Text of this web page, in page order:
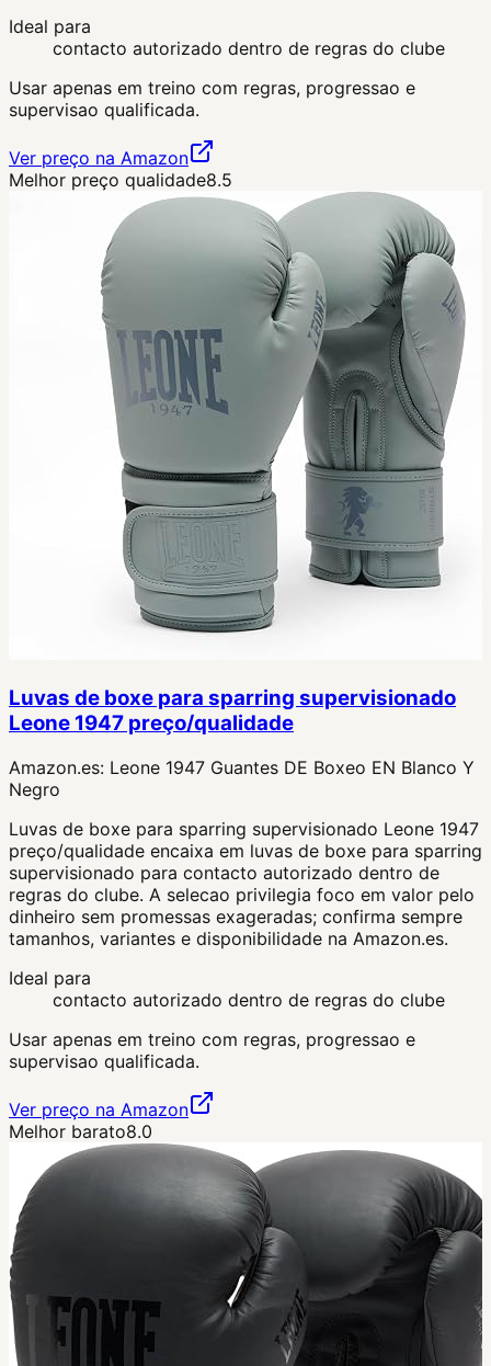
Ideal para
contacto autorizado dentro de regras do clube
Usar apenas em treino com regras, progressao e
supervisao qualificada.
Ver preço na Amazon
Melhor preço qualidade8.5
Luvas de boxe para sparring supervisionado
Leone 1947 preço/qualidade
Amazon.es: Leone 1947 Guantes DE Boxeo EN Blanco Y
Negro
Luvas de boxe para sparring supervisionado Leone 1947
preço/qualidade encaixa em luvas de boxe para sparring
supervisionado para contacto autorizado dentro de
regras do clube. A selecao privilegia foco em valor pelo
dinheiro sem promessas exageradas; confirma sempre
tamanhos, variantes e disponibilidade na Amazon.es.
Ideal para
contacto autorizado dentro de regras do clube
Usar apenas em treino com regras, progressao e
supervisao qualificada.
Ver preço na Amazon
Melhor barato8.0